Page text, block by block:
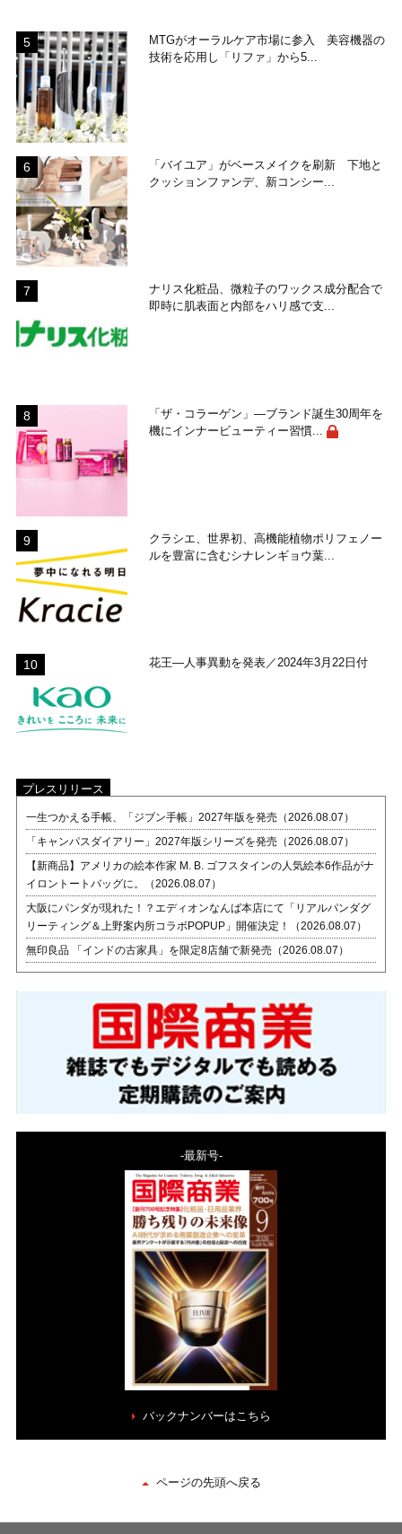
MTGがオーラルケア市場に参入 美容機器の
技術を応用し「リファ」から5...
「バイユア」がベースメイクを刷新 下地と
クッションファンデ、新コンシー...
ナリス化粧品、微粒子のワックス成分配合で
即時に肌表面と内部をハリ感で支...
「ザ・コラーゲン」―ブランド誕生30周年を
機にインナービューティー習慣...
クラシエ、世界初、高機能植物ポリフェノー
ルを豊富に含むシナレンギョウ葉...
花王―人事異動を発表／2024年3月22日付
プレスリリース
一生つかえる手帳、「ジブン手帳」2027年版を発売（2026.08.07）
「キャンパスダイアリー」2027年版シリーズを発売（2026.08.07）
【新商品】アメリカの絵本作家 M. B. ゴフスタインの人気絵本6作品がナ
イロントートバッグに。（2026.08.07）
大阪にパンダが現れた！？エディオンなんば本店にて「リアルパンダグ
リーティング＆上野案内所コラボPOPUP」開催決定！（2026.08.07）
無印良品 「インドの古家具」を限定8店舗で新発売（2026.08.07）
-最新号-
バックナンバーはこちら
ページの先頭へ戻る